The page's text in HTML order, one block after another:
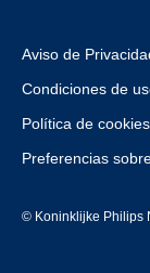
Aviso de
Condiciones de
Política de cookies
Preferencias
© Koninklijke Philips